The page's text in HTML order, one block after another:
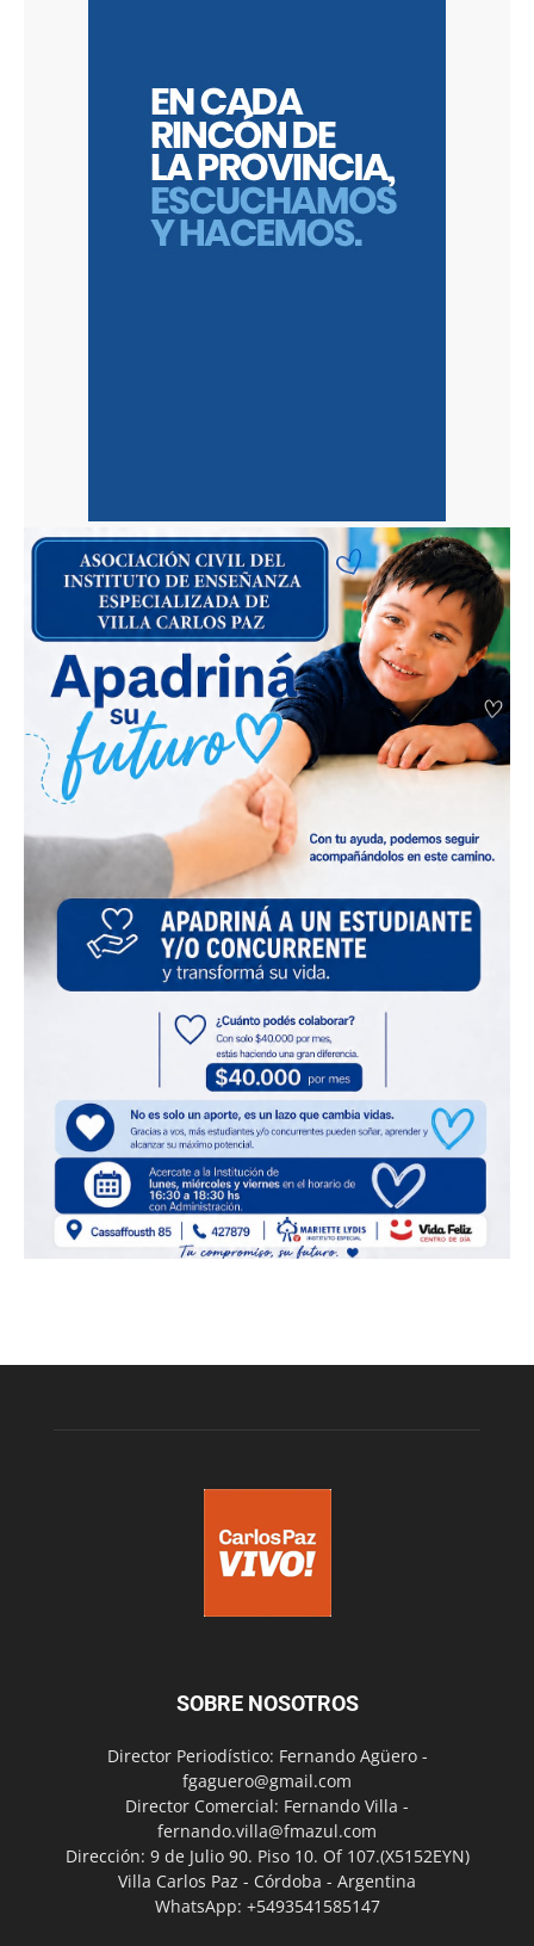
SOBRE NOSOTROS
Director Periodístico: Fernando Agüero -
fgaguero@gmail.com
Director Comercial: Fernando Villa -
fernando.villa@fmazul.com
Dirección: 9 de Julio 90. Piso 10. Of 107.(X5152EYN)
Villa Carlos Paz - Córdoba - Argentina
WhatsApp: +5493541585147